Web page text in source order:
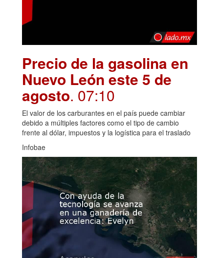
Precio de la gasolina en
Nuevo León este 5 de
agosto. 07:10
El valor de los carburantes en el país puede cambiar
debido a múltiples factores como el tipo de cambio
frente al dólar, impuestos y la logística para el traslado
Infobae